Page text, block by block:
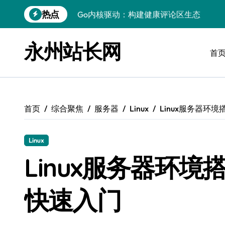
到
热点
Go内核驱动：构建健康评论区生态
开发资讯提炼精要：云运维视角下的技术
Windows运行库高效管理核心策略
云安全护航传媒：数据驱动新防线
弹性计算赋能Android云架构性能跃迁
Windows高效搭建：精准管理运行库，加
永州站长网 首
首页 综合聚焦 服务器 Linux Linux服务器环境
Linux
Linux服务器环境
快速入门